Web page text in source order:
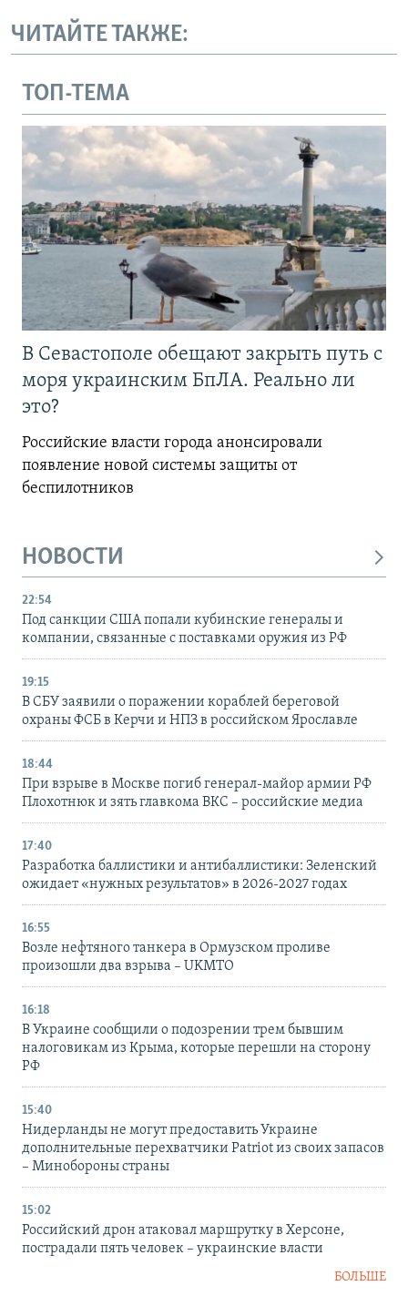
ЧИТАЙТЕ ТАКЖЕ:
ТОП-ТЕМА
В Севастополе обещают закрыть путь с
моря украинским БпЛА. Реально ли
это?
Российские власти города анонсировали
появление новой системы защиты от
беспилотников
НОВОСТИ
22:54
Под санкции США попали кубинские генералы и
компании, связанные с поставками оружия из РФ
19:15
В СБУ заявили о поражении кораблей береговой
охраны ФСБ в Керчи и НПЗ в российском Ярославле
18:44
При взрыве в Москве погиб генерал-майор армии РФ
Плохотнюк и зять главкома ВКС – российские медиа
17:40
Разработка баллистики и антибаллистики: Зеленский
ожидает «нужных результатов» в 2026-2027 годах
16:55
Возле нефтяного танкера в Ормузском проливе
произошли два взрыва – UKMTO
16:18
В Украине сообщили о подозрении трем бывшим
налоговикам из Крыма, которые перешли на сторону
РФ
15:40
Нидерланды не могут предоставить Украине
дополнительные перехватчики Patriot из своих запасов
– Минобороны страны
15:02
Российский дрон атаковал маршрутку в Херсоне,
пострадали пять человек – украинские власти
БОЛЬШЕ